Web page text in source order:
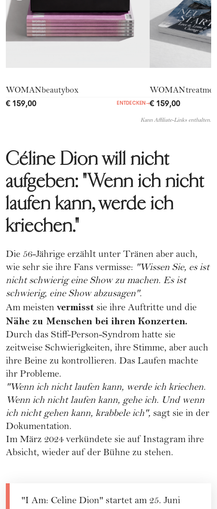
WOMANbeautybox
€ 159,00 ENTDECKEN →€ 159,00
Kann Affiliate-Links enthalten.
Céline Dion will nicht
aufgeben: "Wenn ich nicht
laufen kann, werde ich
kriechen."
Die 56-Jährige erzählt unter Tränen aber auch,
wie sehr sie ihre Fans vermisse: "Wissen Sie, es ist
nicht schwierig eine Show zu machen. Es ist
schwierig, eine Show abzusagen".
Am meisten vermisst sie ihre Auftritte und die
Nähe zu Menschen bei ihren Konzerten.
Durch das Stiff-Person-Syndrom hatte sie
zeitweise Schwierigkeiten, ihre Stimme, aber auch
ihre Beine zu kontrollieren. Das Laufen machte
ihr Probleme.
"Wenn ich nicht laufen kann, werde ich kriechen.
Wenn ich nicht laufen kann, gehe ich. Und wenn
ich nicht gehen kann, krabbele ich", sagt sie in der
Dokumentation.
Im März 2024 verkündete sie auf Instagram ihre
Absicht, wieder auf der Bühne zu stehen.
"I Am: Celine Dion" startet am 25. Juni